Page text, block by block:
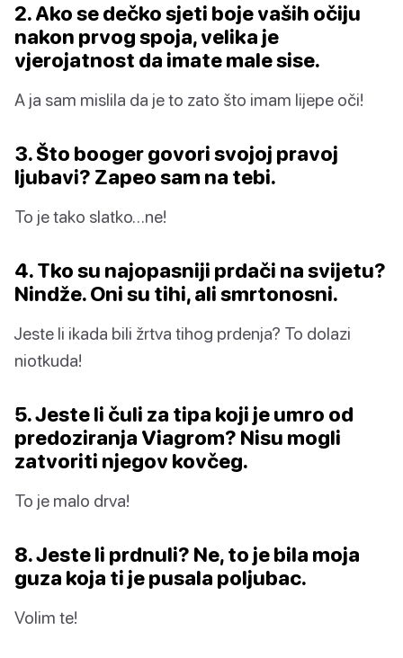
2. Ako se dečko sjeti boje vaših očiju
nakon prvog spoja, velika je
vjerojatnost da imate male sise.
A ja sam mislila da je to zato što imam lijepe oči!
3. Što booger govori svojoj pravoj
ljubavi? Zapeo sam na tebi.
To je tako slatko…ne!
4. Tko su najopasniji prdači na svijetu?
Nindže. Oni su tihi, ali smrtonosni.
Jeste li ikada bili žrtva tihog prdenja? To dolazi
niotkuda!
5. Jeste li čuli za tipa koji je umro od
predoziranja Viagrom? Nisu mogli
zatvoriti njegov kovčeg.
To je malo drva!
8. Jeste li prdnuli? Ne, to je bila moja
guza koja ti je pusala poljubac.
Volim te!